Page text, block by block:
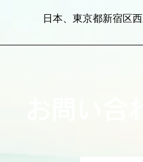
日本、東京都新宿区